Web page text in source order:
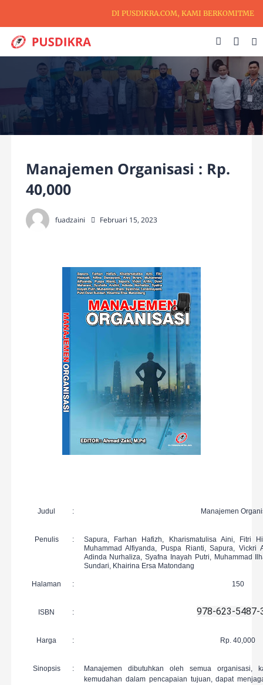
DI PUSDIKRA.COM, KAMI BERKOMITMEN
Manajemen Organisasi : Rp.
40,000
fuadzaini Februari 15, 2023
Judul : Manajemen
Penulis : Sapura, Farhan Hafizh, Kharismatulisa Aini,
Fitri
Muhammad Alfiyanda, Puspa Rianti,Sapura,Vickri
Adinda Nurhaliza,Syafna Inayah Putri, Muhammad
Sundari, Khairina Ersa Matondang
Halaman : 150
ISBN : 978-623-5487-
Harga : Rp. 40,000
Sinopsis :
Manajemen dibutuhkan oleh semua organisasi,
kemudahan dalam pencapaian tujuan, dapat